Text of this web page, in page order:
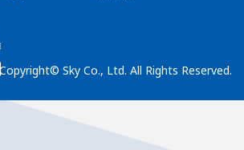
Copyright© Sky Co., Ltd. All Rights Reserved.